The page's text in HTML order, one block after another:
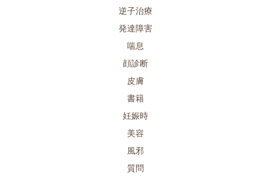
逆子治療
発達障害
喘息
顔診断
皮膚
書籍
妊娠時
美容
風邪
質問